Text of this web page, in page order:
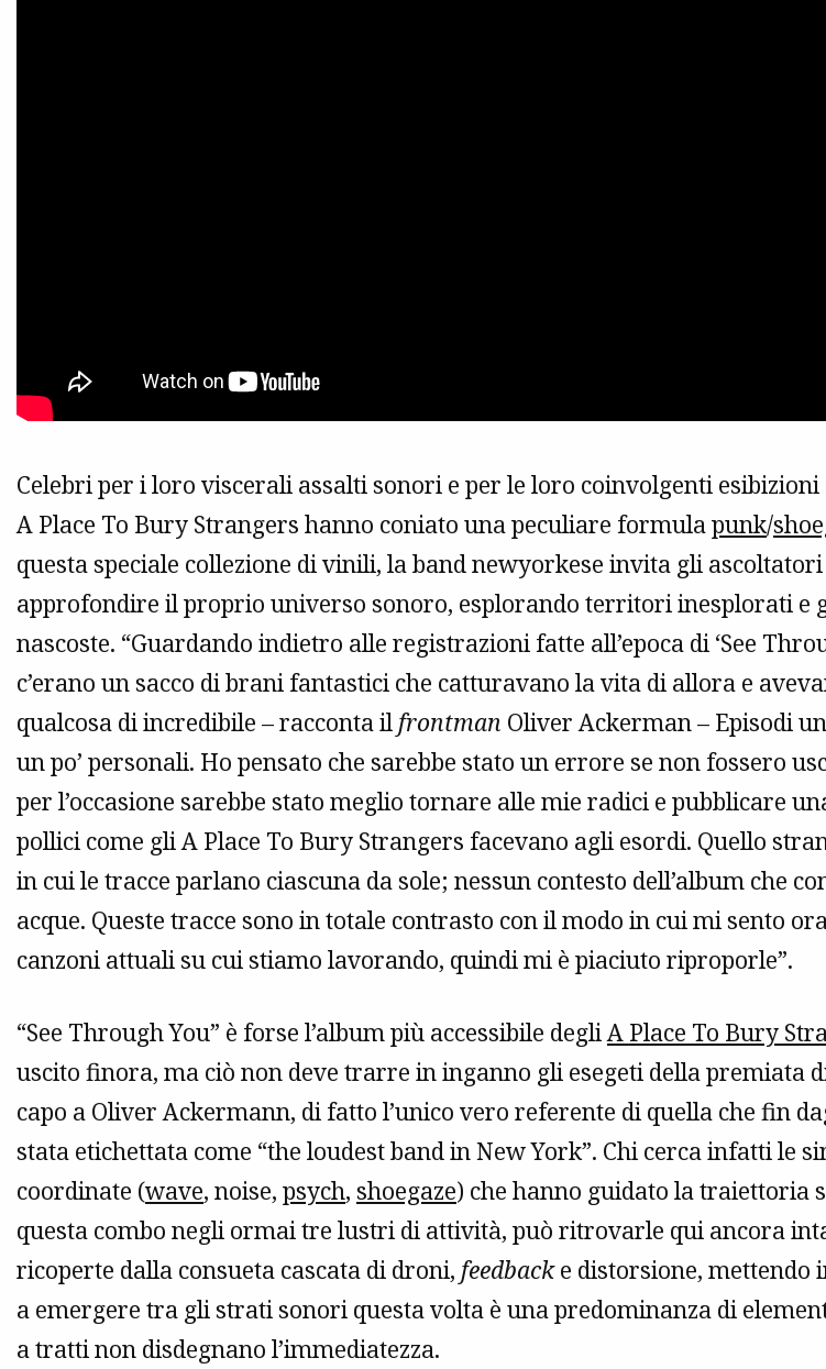
Celebri per i loro viscerali assalti sonori e per le loro coinvolgenti
A Place To Bury Strangers hanno coniato una peculiare formulapunk/
questa speciale collezione di vinili, la band newyorkese invita gli
approfondire il proprio universo sonoro, esplorando territori inesplorati e
nascoste. “Guardando indietro alle registrazioni fatte all’epoca di ‘See
c’erano un sacco di brani fantastici che catturavano la vita di allora e
qualcosa di incredibile – racconta il frontman Oliver Ackerman – Episodi
un po’ personali. Ho pensato che sarebbe stato un errore se non fossero
per l’occasione sarebbe stato meglio tornare alle mie radici e pubblicare
pollici come gli A Place To Bury Strangers facevano agli esordi. Quello
in cui le tracce parlano ciascuna da sole; nessun contesto dell’album che
acque. Queste tracce sono in totale contrasto con il modo in cui mi sento
canzoni attuali su cui stiamo lavorando, quindi mi è piaciuto riproporle”.
“See Through You” è forse l’album più accessibile degliA Place To Bury
uscito finora, ma ciò non deve trarre in inganno gli esegeti della premiata
capo a Oliver Ackermann, di fatto l’unico vero referente di quella che fin
stata etichettata come “the loudest band in New York”. Chi cerca infatti le
coordinate (wave, noise, psych, shoegaze) che hanno guidato la traiettoria
questa combo negli ormai tre lustri di attività, può ritrovarle qui ancora
ricoperte dalla consueta cascata di droni, feedbacke distorsione, mettendo
a emergere tra gli strati sonori questa volta è una predominanza di
a tratti non disdegnano l’immediatezza.